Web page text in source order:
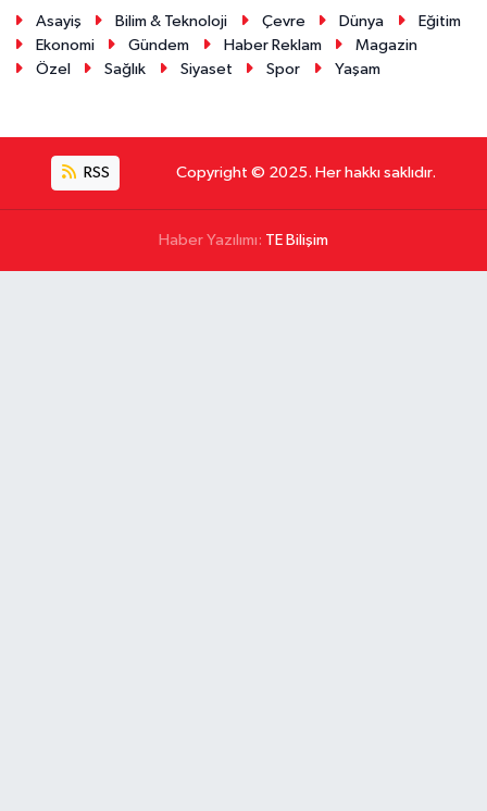
Asayiş Bilim & Teknoloji Çevre Dünya
Eğitim
Ekonomi
Gündem Haber Reklam
Magazin
Özel
Sağlık Siyaset Spor Yaşam
RSS Copyright © 2025. Her hakkı saklıdır.
Haber Yazılımı: TE Bilişim